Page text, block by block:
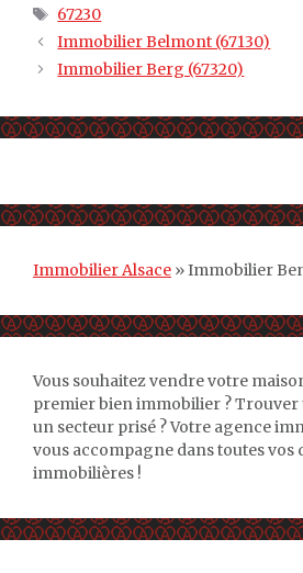
Étiquettes
67230
Immobilier Belmont (67130)
Immobilier Berg (67320)
Immobilier Alsace »Immobilier
Vous souhaitez vendre votre
premier bien immobilier ? Trouver
un secteur prisé ? Votre agence
vous accompagne dans toutes vos
immobilières !